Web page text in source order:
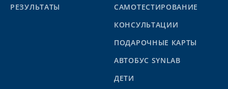
PЕЗУЛЬТАТЫ
САМОТЕСТИРОВАНИЕ
КОНСУЛЬТАЦИИ
ПОДАРОЧНЫЕ КАРТЫ
АВТОБУС SYNLAB
ДЕТИ